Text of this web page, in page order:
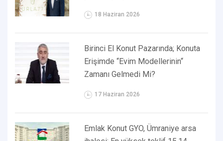
18 Haziran 2026
Birinci El Konut Pazarında; Konuta
Erişimde “Evim Modellerinin“
Zamanı Gelmedi Mi?
17 Haziran 2026
Emlak Konut GYO, Ümraniye arsa